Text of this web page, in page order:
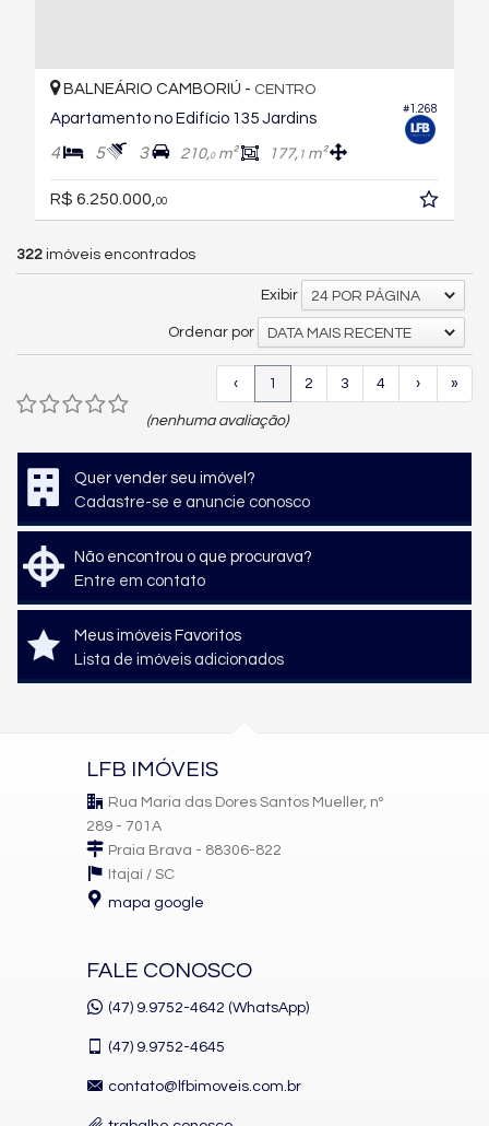
#1.268
BALNEÁRIO CAMBORIÚ - CENTRO
Apartamento no Edifício 135 Jardins
4 5 3 210,0m² 177, 1 m²
R$ 6.250.000, 00
322 imóveis encontrados
Exibir 24 POR PÁGINA
Ordenar por DATA MAIS RECENTE
‹ 1 2 3 4 › »
(nenhuma avaliação)
Quer vender seu imóvel?
Cadastre-se e anuncie conosco
Não encontrou o que procurava?
Entre em contato
Meus imóveis Favoritos
Lista de imóveis adicionados
LFB IMÓVEIS
Rua Maria das Dores Santos Mueller, nº
289 - 701A
Praia Brava - 88306-822
Itajaí / SC
mapa google
FALE CONOSCO
(47) 9.9752-4642 (WhatsApp)
(47) 9.9752-4645
contato@lfbimoveis.com.br